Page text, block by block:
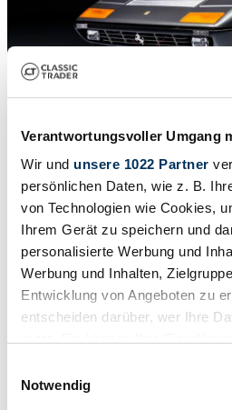
Verantwortungsvoller Umgang
Wir und unsere 1022 Partner
persönlichen Daten, wie z. B.
von Technologien wie Cookies,
Ihrem Gerät zu speichern und
personalisierte Werbung und
Werbung und Inhalten,
Entwicklung von Angeboten zu
entscheiden darüber, wer Ihre
Trigger Symbol ändern oder
Notwendig
/44
1984 | Ferrari 512 BBi
Superb Ferrari 512 BBi, full service
€ 330.000